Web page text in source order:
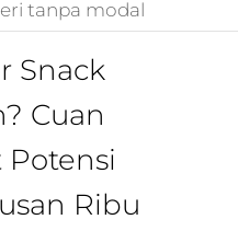
digital,bisnis digital
digital
marketing,kotler
4.0,branding
digital,marketing
media,promosi
tanpa modal
Snack
Cuan
Ribu